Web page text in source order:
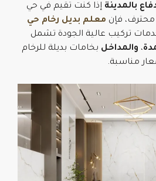
بالمدينة إذا كنت تقيم في حي
محترف، فإن معلم بديل رخام حي
تركيب عالية الجودة تشمل
، والمداخل بخامات بديلة للرخام
مناسبة.